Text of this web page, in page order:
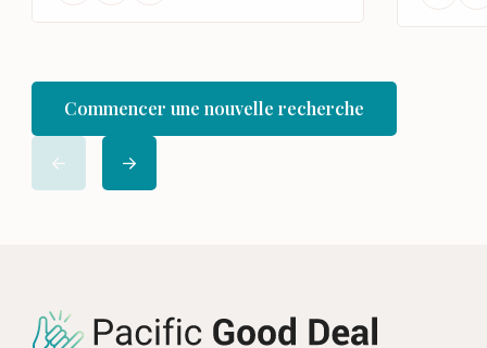
Commencer une nouvelle recherche